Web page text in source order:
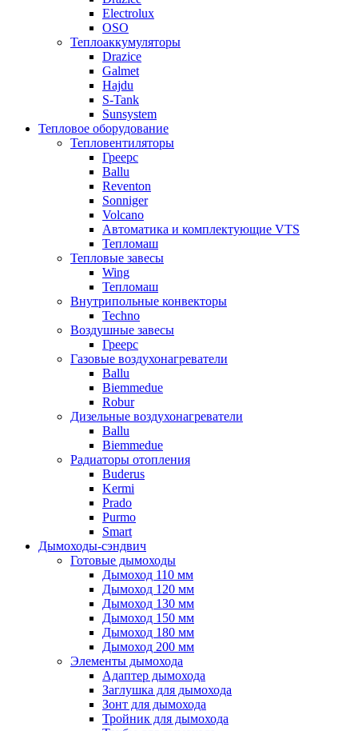
Electrolux
OSO
Теплоаккумуляторы
Drazice
Galmet
Hajdu
S-Tank
Sunsystem
Тепловое оборудование
Тепловентиляторы
Греерс
Ballu
Reventon
Sonniger
Volcano
Автоматика и комплектующие VTS
Тепломаш
Тепловые завесы
Wing
Тепломаш
Внутрипольные конвекторы
Techno
Воздушные завесы
Греерс
Газовые воздухонагреватели
Ballu
Biemmedue
Robur
Дизельные воздухонагреватели
Ballu
Biemmedue
Радиаторы отопления
Buderus
Kermi
Prado
Purmo
Smart
Дымоходы-сэндвич
Готовые дымоходы
Дымоход 110 мм
Дымоход 120 мм
Дымоход 130 мм
Дымоход 150 мм
Дымоход 180 мм
Дымоход 200 мм
Элементы дымохода
Адаптер дымохода
Заглушка для дымохода
Зонт для дымохода
Тройник для дымохода